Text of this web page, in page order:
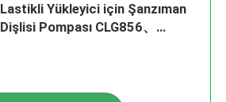
Lastikli Yükleyici için Şanzıman
Dişlisi Pompası CLG856、